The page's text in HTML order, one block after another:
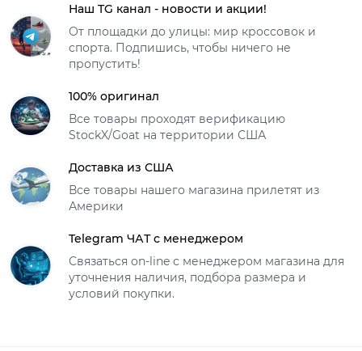
Наш TG канал - новости и акции!
От площадки до улицы: мир кроссовок и
спорта. Подпишись, чтобы ничего не
пропустить!
100% оригинал
Все товары проходят верификацию
StockX/Goat на территории США
Доставка из США
Все товары нашего магазина прилетят из
Америки
Telegram ЧАТ с менеджером
Связаться on-line с менеджером магазина для
уточнения наличия, подбора размера и
условий покупки.